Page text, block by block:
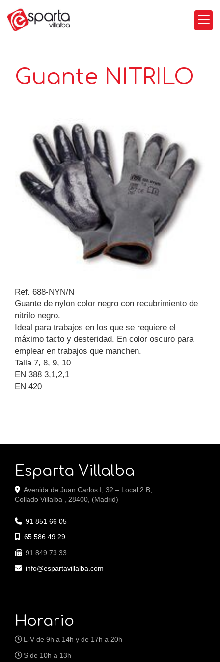
Guante NITRILO
Ref. 688-NYN/N
Guante de nylon color negro con recubrimiento de
nitrilo negro.
Ideal para trabajos en los que se requiere el
máximo tacto y desteridad. En color oscuro para
emplear en trabajos que manchen.
Talla 7, 8, 9, 10
EN 388 3,1,2,1
EN 420
Esparta Villalba
Avenida de Juan Carlos I, 32 – Local 2 B,
Collado Villalba
28400 (Madrid)
91 851 66 05
65 586 49 29
91 849 73 33
info
espartavillalba.com
Horario
L-V de 9h a 14h y de 17h a 20h
S de 10h a 13h